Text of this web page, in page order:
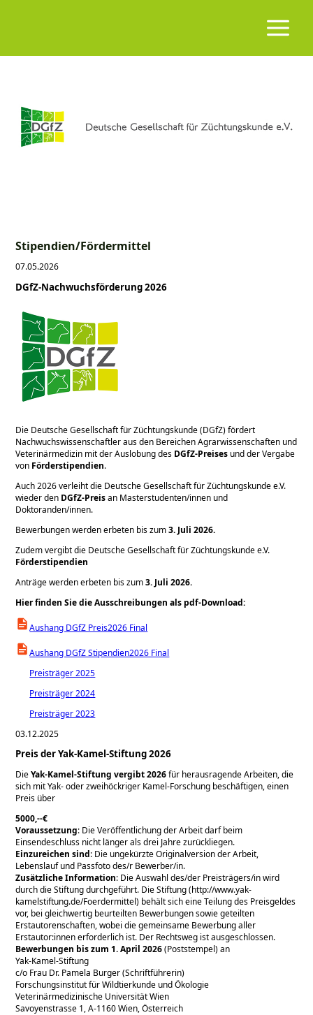
Stipendien/Fördermittel
07.05.2026
DGfZ-Nachwuchsförderung 2026
Die Deutsche Gesellschaft für Züchtungskunde (DGfZ) fördert
Nachwuchswissenschaftler aus den Bereichen Agrarwissenschaften und
Veterinärmedizin mit der Auslobung des DGfZ-Preises und der Vergabe
von Förderstipendien.
Auch 2026 verleiht die Deutsche Gesellschaft für Züchtungskunde e.V.
wieder den DGfZ-Preisan Masterstudenten/innen und
Doktoranden/innen.
Bewerbungen werden erbeten bis zum3. Juli 2026.
Zudem vergibt die Deutsche Gesellschaft für Züchtungskunde e.V.
Förderstipendien
Anträge werden erbeten bis zum3. Juli 2026.
Hier finden Sie die Ausschreibungen als pdf-Download:
Aushang DGfZ Preis2026 Final
Aushang DGfZ Stipendien2026 Final
Preisträger 2025
Preisträger 2024
Preisträger 2023
03.12.2025
Preis der Yak-Kamel-Stiftung 2026
DieYak-Kamel-Stiftung vergibt 2026für herausragende Arbeiten, die
sich mit Yak- oder zweihöckriger Kamel-Forschung beschäftigen, einen
Preis über
5000,--€
Voraussetzung: Die Veröffentlichung der Arbeit darf beim
Einsendeschluss nicht länger als drei Jahre zurückliegen.
Einzureichen sind: Die ungekürzte Originalversion der Arbeit,
Lebenslauf und Passfoto des/r Bewerber/in.
Zusätzliche Information: Die Auswahl des/der Preisträgers/in wird
durch die Stiftung durchgeführt. Die Stiftung (http://www.yak-
kamelstiftung.de/Foerdermittel) behält sich eine Teilung des Preisgeldes
vor, bei gleichwertig beurteilten Bewerbungen sowie geteilten
Erstautorenschaften, wobei die gemeinsame Bewerbung aller
Erstautor:innen erforderlich ist. Der Rechtsweg ist ausgeschlossen.
Bewerbungen bis zum 1. April 2026(Poststempel) an
Yak-Kamel-Stiftung
c/o Frau Dr. Pamela Burger (Schriftführerin)
Forschungsinstitut für Wildtierkunde und Ökologie
Veterinärmedizinische Universität Wien
Savoyenstrasse 1, A-1160 Wien, Österreich